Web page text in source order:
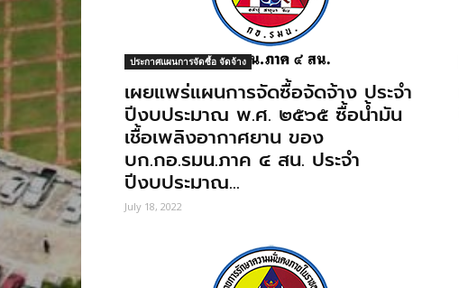
ประกาศแผนการจัดซื้อ จัดจ้าง
เผยแพร่แผนการจัดซื้อจัดจ้าง ประจํา
ปีงบประมาณ พ.ศ. ๒๕๖๕ ซื้อนํ้ามัน
เชื้อเพลิงอากาศยาน ของ
บก.กอ.รมน.ภาค ๔ สน. ประจํา
ปีงบประมาณ...
July 18, 2022